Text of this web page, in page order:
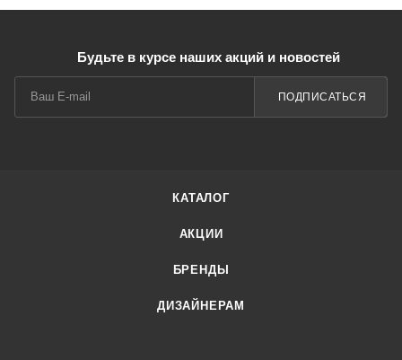
Будьте в курсе наших акций и новостей
ПОДПИСАТЬСЯ
КАТАЛОГ
АКЦИИ
БРЕНДЫ
ДИЗАЙНЕРАМ